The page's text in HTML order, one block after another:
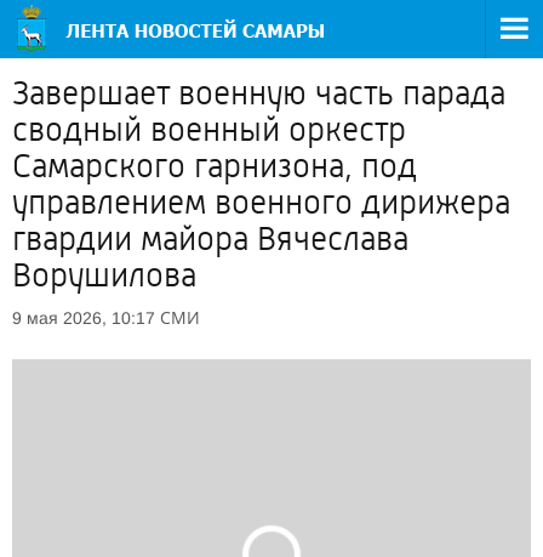
Завершает военную часть парада
сводный военный оркестр
Самарского гарнизона, под
управлением военного дирижера
гвардии майора Вячеслава
Ворушилова
9 мая 2026, 10:17 СМИ